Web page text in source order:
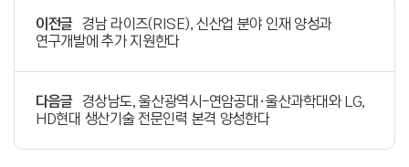
이전글
경남 라이즈(RISE), 신산업 분야 인재 양성과
연구개발에 추가 지원한다
다음글
경상남도, 울산광역시-연암공대·울산과학대와 LG,
HD현대 생산기술 전문인력 본격 양성한다